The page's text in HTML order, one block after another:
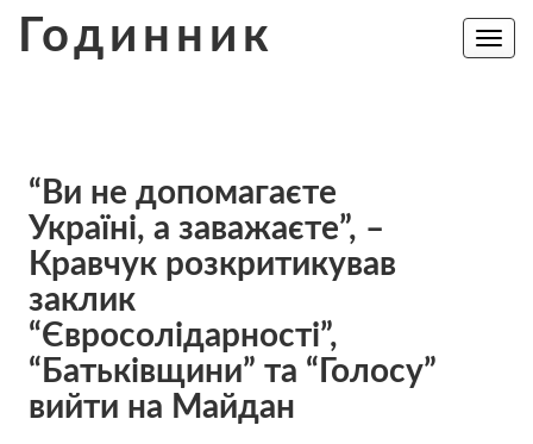
Годинник
Toggle
“Ви не допомагаєте
Україні, а заважаєте”, –
Кравчук розкритикував
заклик
“Євросолідарності”,
“Батьківщини” та “Голосу”
вийти на Майдан